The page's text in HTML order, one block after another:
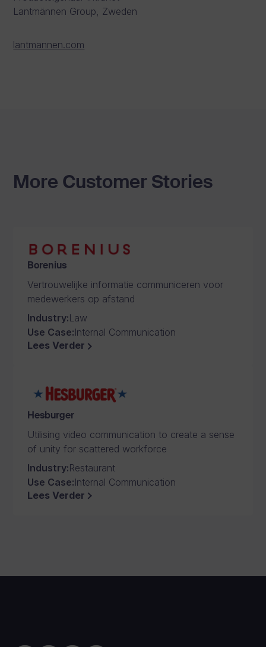
Lantmännen Group, Zweden
lantmannen.com
More Customer Stories
Borenius
Vertrouwelijke informatie communiceren voor
medewerkers op afstand
Industry:Law
Use Case:Internal Communication
Lees Verder
Hesburger
Utilising video communication to create a sense
of unity for scattered workforce
Industry:Restaurant
Use Case:Internal Communication
Lees Verder